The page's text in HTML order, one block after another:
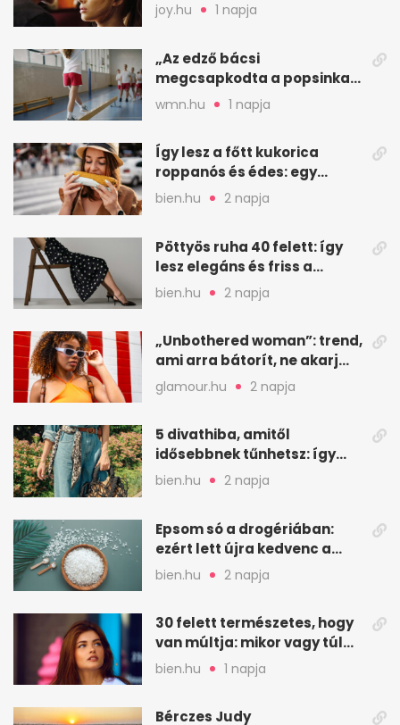
joy.hu 1 napja
„Az edző bácsi
megcsapkodta a popsinkat”
– Klára nyári táboros
wmn.hu 1 napja
Így lesz a főtt kukorica
roppanós és édes: egy
zöldséges trükkje
bien.hu 2 napja
Pöttyös ruha 40 felett: így
lesz elegáns és friss a
kedvenc minta
bien.hu 2 napja
„Unbothered woman”: trend,
ami arra bátorít, ne akarj
mindenkinek megfelelni
glamour.hu 2 napja
5 divathiba, amitől
idősebbnek tűnhetsz: így
frissíts a megjelenéseden
bien.hu 2 napja
Epsom só a drogériában:
ezért lett újra kedvenc a
magnézium-szulfát
bien.hu 2 napja
30 felett természetes, hogy
van múltja: mikor vagy túl
válogatós?
bien.hu 1 napja
Bérczes Judy